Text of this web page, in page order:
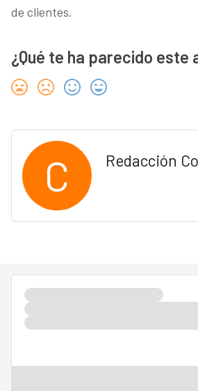
de clientes.
¿Qué te ha parecido este
C Redacción